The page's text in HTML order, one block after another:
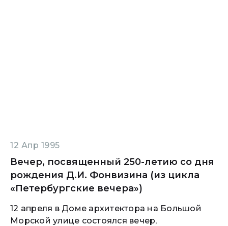
12 Апр 1995
Вечер, посвященный 250-летию со дня
рождения Д.И. Фонвизина (из цикла
«Петербургские вечера»)
12 апреля в Доме архитектора на Большой
Морской улице состоялся вечер,